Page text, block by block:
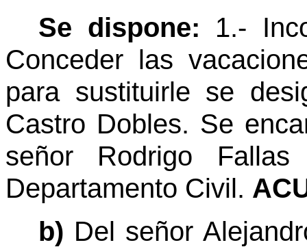
Se dispone: 1.-
Conceder las
para sustituirle se
Castro Dobles. Se
señor Rodrigo
Departamento Civil.
b) Del señor